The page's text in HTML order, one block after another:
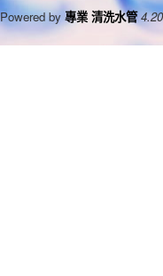
Powered by 專業 清洗水管 4.20